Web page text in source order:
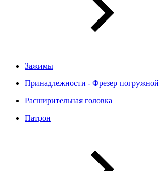
Зажимы
Принадлежности - Фрезер погружной
Расширительная головка
Патрон